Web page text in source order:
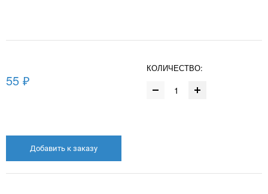
55 ₽
КОЛИЧЕСТВО:
Добавить к заказу